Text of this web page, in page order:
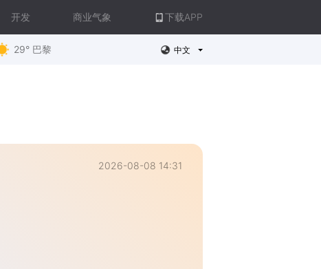
开发 商业气象 下载APP
29° 巴黎 中文
2026-08-08 14:31